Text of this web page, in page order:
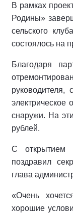
В рамках
Родины»
сельского
состоялось на
Благодаря
руководителя,
электрическое
снаружи. На
рублей.
С открытием
поздравил
глава
«Очень
хорошие